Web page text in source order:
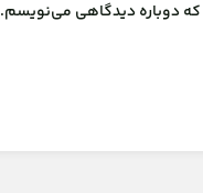
که دوباره دیدگاهی می‌نویسم.